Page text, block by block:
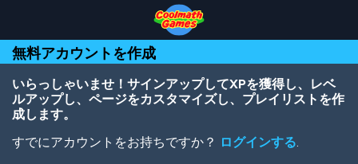
Top
of
Page
Navigation
Main
Content
Footer
ン
コ
ン
移
無料アカウントを作成
いらっしゃいませ！サインアップしてXPを獲得し、レベ
ルアップし、ページをカスタマイズし、プレイリストを作
成します。
すでにアカウントをお持ちですか？ ログインする.